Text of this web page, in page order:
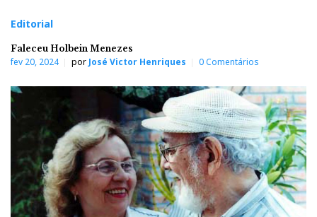
Editorial
Faleceu Holbein Menezes
fev 20, 2024 por José Victor Henriques 0 Comentários